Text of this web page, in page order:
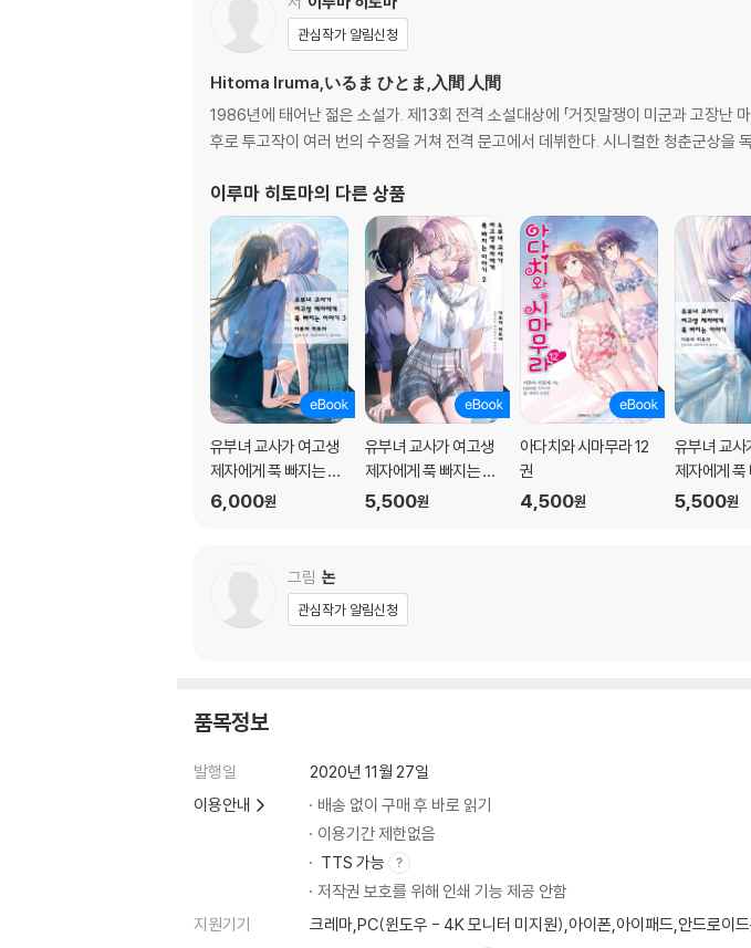
관심작가 알림신청
Hitoma Iruma,いるま ひとま,入間 人間
1986년에 태어난 젊은 소설가. 제13회 전격 소설대상에 「거짓말쟁이 미군과 고장난
후로 투고작이 여러 번의 수정을 거쳐 전격 문고에서 데뷔한다. 시니컬한 청춘군상을
이루마 히토마의 다른 상품
유부녀 교사가 여고생
제자에게 푹 빠지는 이
야기 03권 (완결)
6,000원
유부녀 교사가 여고생
제자에게 푹 빠지는 이
야기 02권
5,500원
아다치와 시마무라 12
권
4,500원
유부녀 교사
제자에게 푹
야기 01권
5,500원
그림 논
관심작가 알림신청
품목정보
발행일
2020년 11월 27일
이용안내
배송 없이 구매 후 바로 읽기
이용기간 제한없음
TTS 가능
저작권 보호를 위해 인쇄 기능 제공 안함
지원기기
크레마,PC(윈도우 - 4K 모니터 미지원),아이폰,아이패드,안드로이